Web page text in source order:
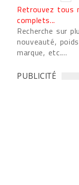
Retrouvez tous
complets...
Recherche sur
nouveauté,
marque, etc....
PUBLICITÉ